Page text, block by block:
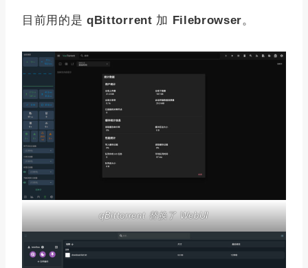
目前用的是qBittorrent 加 Filebrowser。
qBittorrent 替换了 WebUI